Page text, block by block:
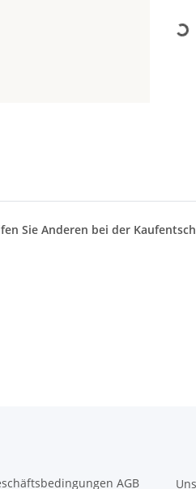
Sie Anderen bei der
AGB